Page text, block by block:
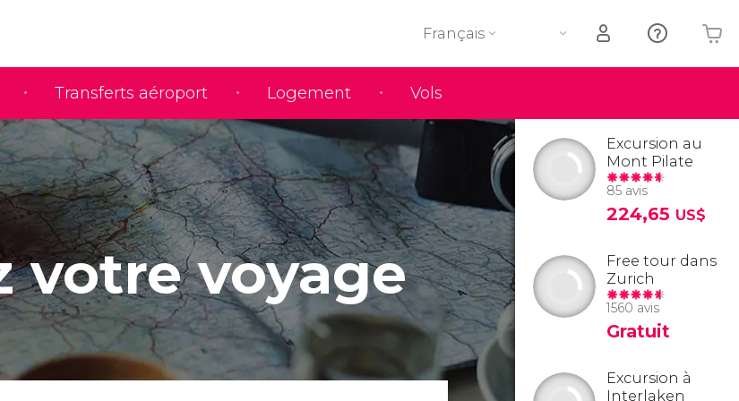
Transferts aéroport Logement Vols
Français
votre voyage
Excursion au
Mont Pilate
85 avis
224,65 US$
Free tour dans
Zurich
1560 avis
Gratuit
Excursion à
Interlaken